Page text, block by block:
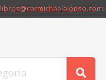
libros@carmichaelalonso.com